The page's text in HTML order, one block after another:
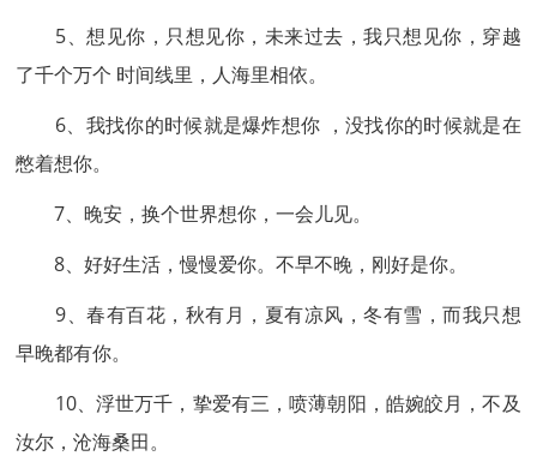
5、想见你，只想见你，未来过去，我只想见你，穿越
了千个万个 时间线里，人海里相依。
6、我找你的时候就是爆炸想你 ，没找你的时候就是在
憋着想你。
7、晚安，换个世界想你，一会儿见。
8、好好生活，慢慢爱你。不早不晚，刚好是你。
9、春有百花，秋有月，夏有凉风，冬有雪，而我只想
早晚都有你。
10、浮世万千，挚爱有三，喷薄朝阳，皓婉皎月，不及
汝尔，沧海桑田。